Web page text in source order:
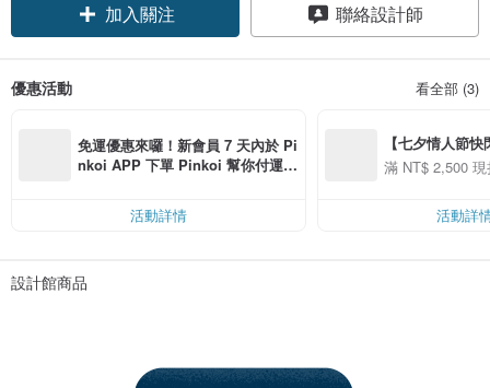
加入關注
聯絡設計師
優惠活動 看全部 (3)
免運優惠來囉！新會員 7 天內於 Pi
nkoi APP 下單 Pinkoi 幫你付運
活動詳情
【七夕情人節
用 APP 購買任
00 現折 NT$100
滿 NT$ 2,500
活動詳
設計館商品